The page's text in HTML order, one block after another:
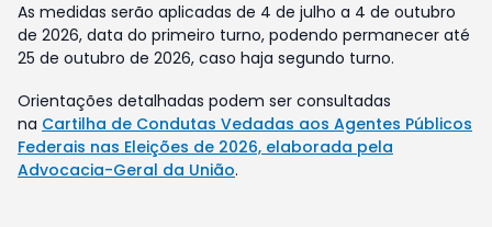
As medidas serão aplicadas de 4 de julho a 4 de outubro
de 2026, data do primeiro turno, podendo permanecer até
25 de outubro de 2026, caso haja segundo turno.
Orientações detalhadas podem ser consultadas
na Cartilha de Condutas Vedadas aos Agentes Públicos
Federais nas Eleições de 2026, elaborada pela
Advocacia-Geral da União.